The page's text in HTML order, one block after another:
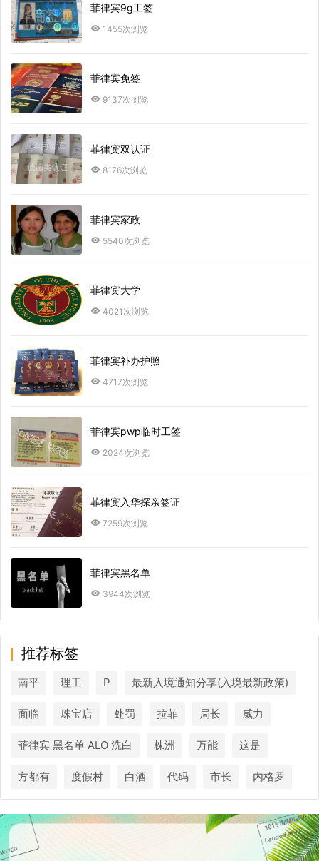
菲律宾9g工签
1455次浏览
菲律宾免签
9137次浏览
菲律宾双认证
8176次浏览
菲律宾家政
5540次浏览
菲律宾大学
4021次浏览
菲律宾补办护照
4717次浏览
菲律宾pwp临时工签
2024次浏览
菲律宾入华探亲签证
7259次浏览
菲律宾黑名单
3944次浏览
推荐标签
南平 理工 P 最新入境通知分享(入境最新政策)
面临 珠宝店 处罚 拉菲 局长 威力
菲律宾 黑名单 ALO 洗白 株洲 万能 这是
方都有 度假村 白酒 代码 市长 内格罗